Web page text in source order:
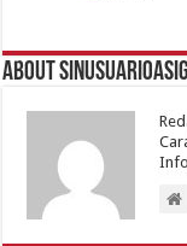
About